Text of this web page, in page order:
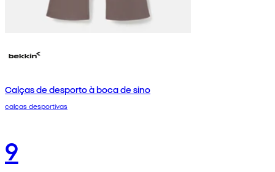
Calças de desporto à boca de sino
calças desportivas
9